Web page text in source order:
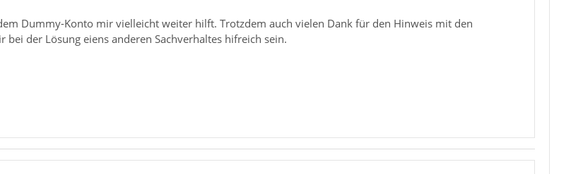
Dummy-Konto mir vielleicht weiter hilft. Trotzdem auch vielen Dank für den Hinweis mit den
der Lösung eiens anderen Sachverhaltes hifreich sein.